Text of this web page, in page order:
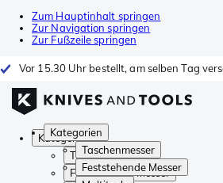
Zum Hauptinhalt springen
Zur Navigation springen
Zur Fußzeile springen
Vor 15.30 Uhr bestellt, am selben Tag
Kategorien
Taschenmesser
Feststehende Messer
Kategorien
Taschenmesser
Feststehende Messer